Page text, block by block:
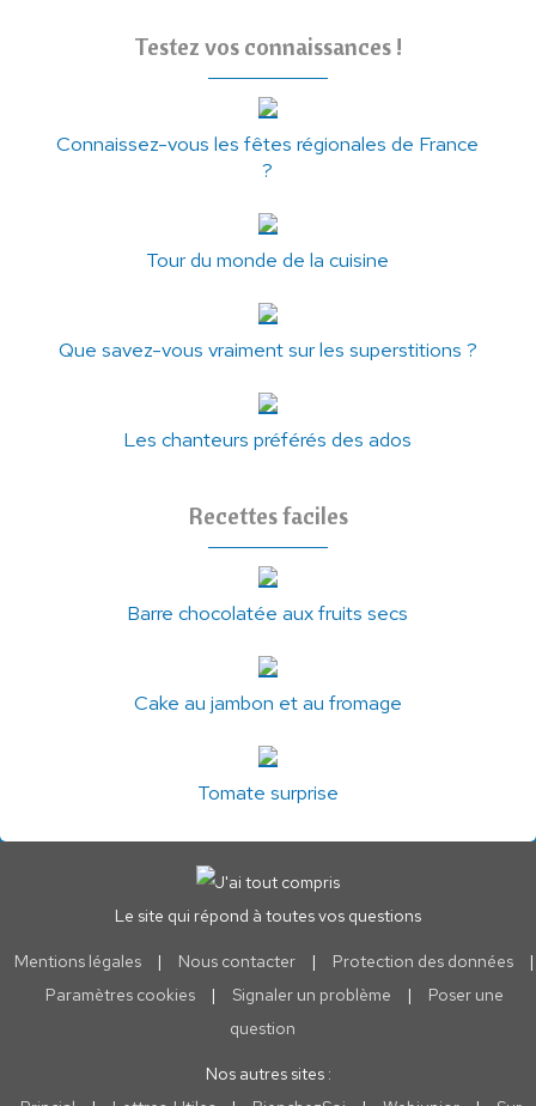
Testez vos connaissances !
Connaissez-vous les fêtes régionales de France
?
Tour du monde de la cuisine
Que savez-vous vraiment sur les superstitions ?
Les chanteurs préférés des ados
Recettes faciles
Barre chocolatée aux fruits secs
Cake au jambon et au fromage
Tomate surprise
Le site qui répond à toutes vos questions
Mentions légales | Nous contacter | Protection des données
|
Paramètres cookies
| Signaler un problème |
Poser une
question
Nos autres sites :